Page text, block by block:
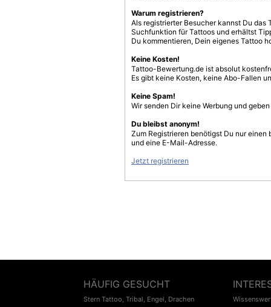
Warum registrieren?
Als registrierter Besucher kannst Du
Suchfunktion für Tattoos und erhältst
Du kommentieren, Dein eigenes Tattoo
Keine Kosten!
Tattoo-Bewertung.de ist absolut
Es gibt keine Kosten, keine Abo-Fallen
Keine Spam!
Wir senden Dir keine Werbung und
Du bleibst anonym!
Zum Registrieren benötigst Du nur einen
und eine E-Mail-Adresse.
Jetzt registrieren
HÄUFIG GESUCHT
Stern Tattoo, Tribal, Engel, Drachen